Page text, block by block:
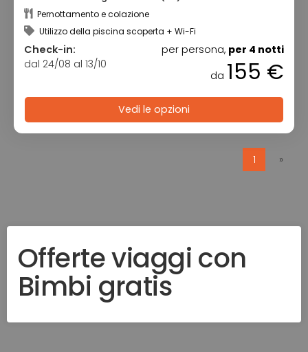
Pernottamento e colazione
Utilizzo della piscina scoperta + Wi-Fi
Check-in:
dal 24/08 al 13/10
per persona, per 4 notti
da 155 €
Vedi le opzioni
1 »
Offerte viaggi con
Bimbi gratis